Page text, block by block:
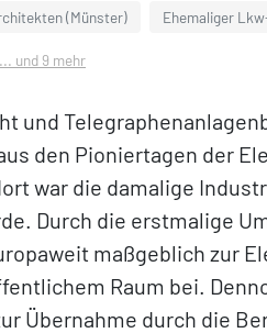
(Münster) Ehemaliger
... und 9 mehr
und
den Pioniertagen der
war die damalige
Durch die erstmalige
maßgeblich zur
Raum bei.
Übernahme durch die